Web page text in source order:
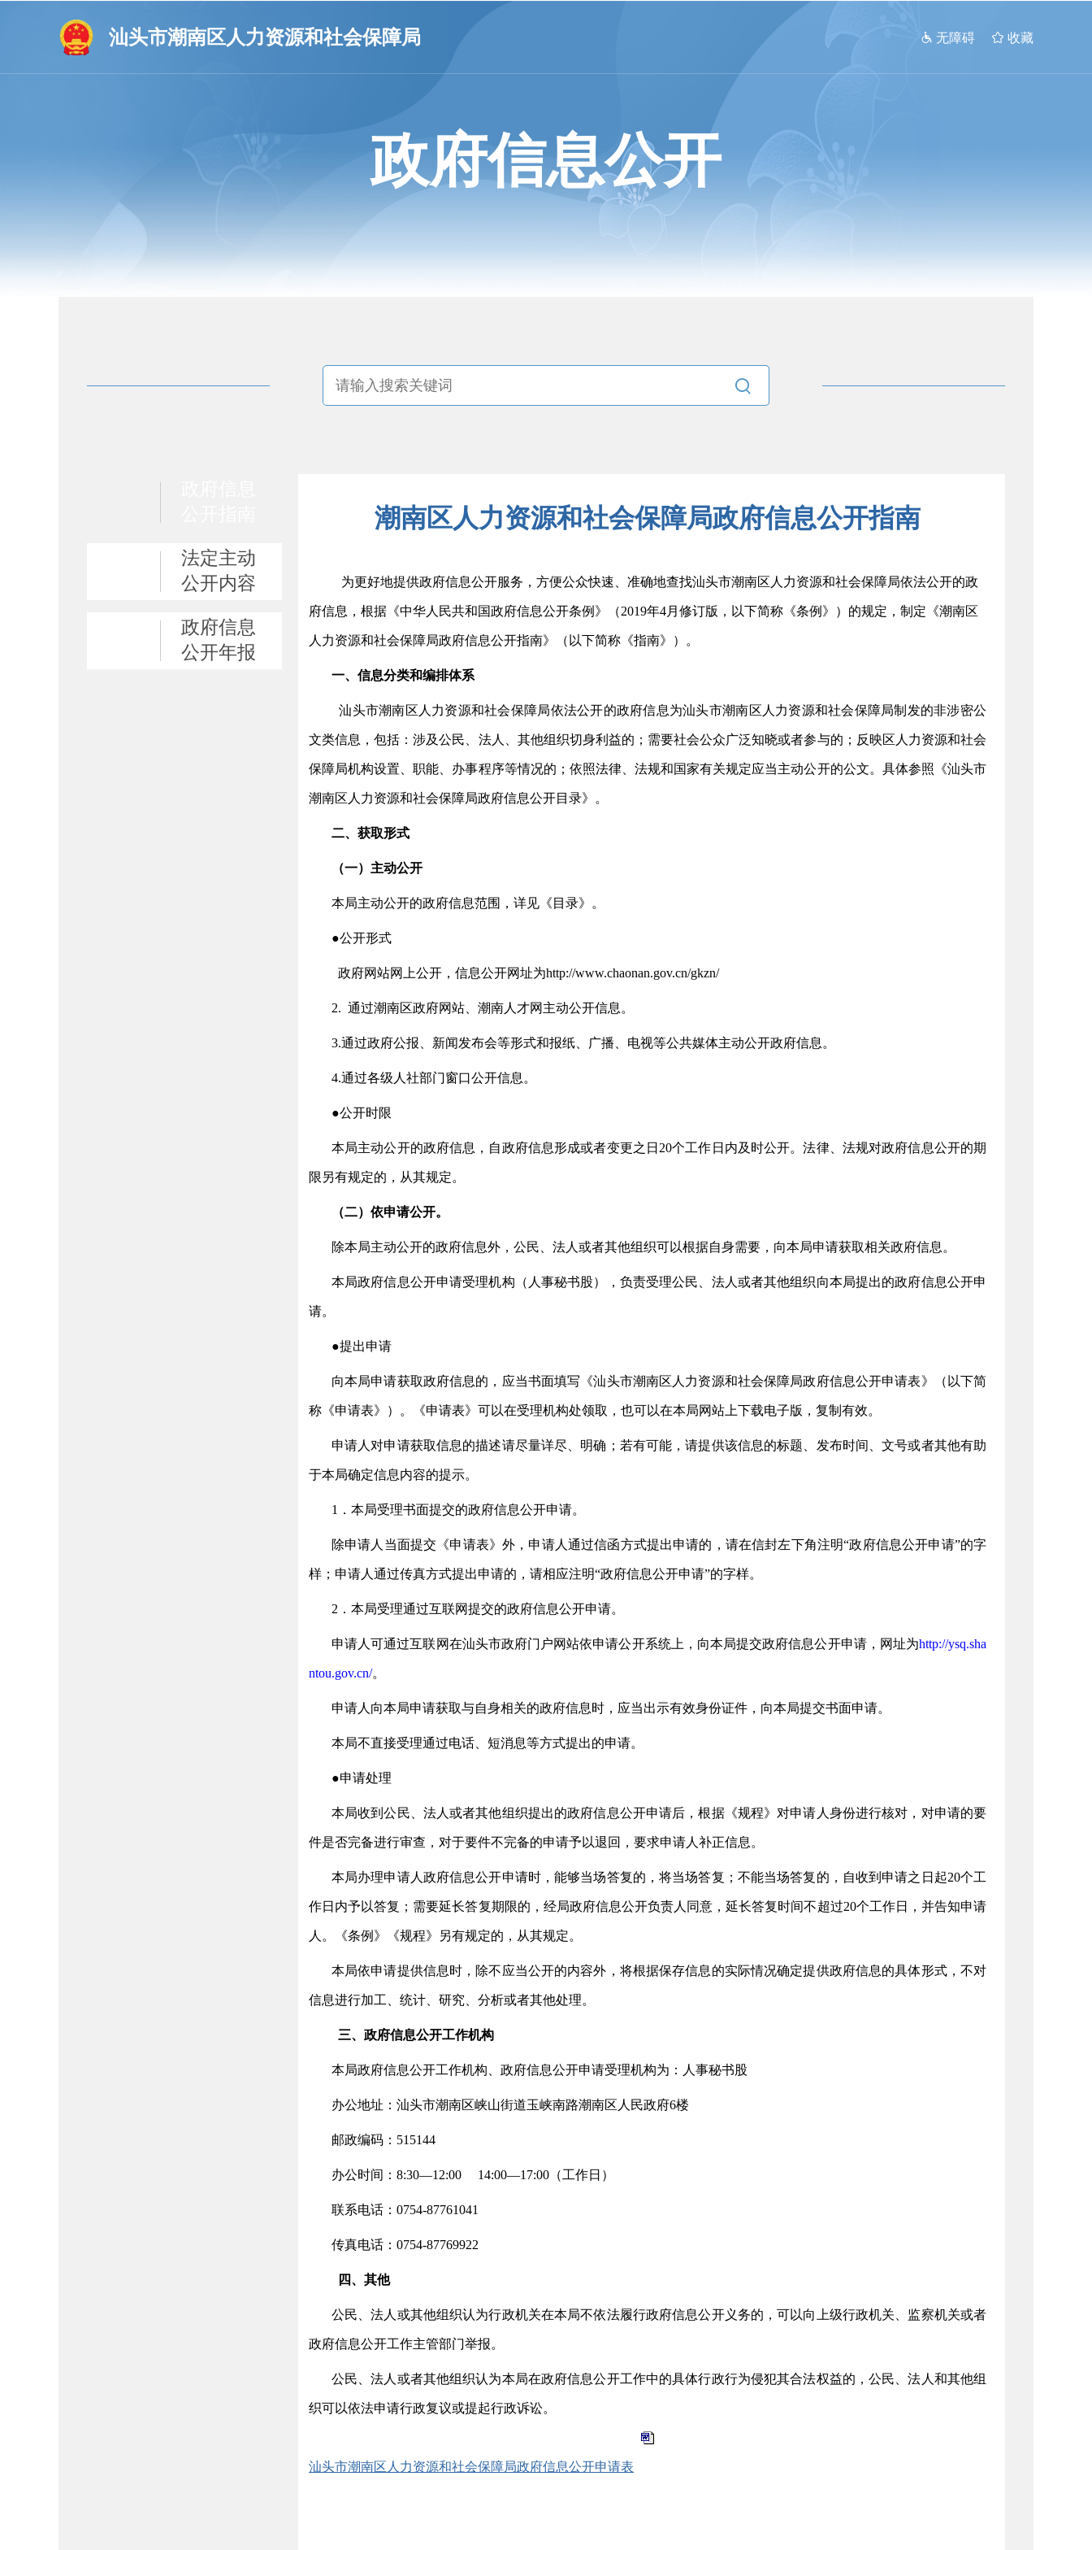
汕头市潮南区人力资源和社会保障局  无障碍  收藏
政府信息公开

法定主动
公开内容
政府信息
公开年报
潮南区人力资源和社会保障局政府信息公开指南
为更好地提供政府信息公开服务，方便公众快速、准确地查找汕头市潮南区 人力资源和社会保障局依法公开的政
府信息，根据《中华人民共和国政府信息公开条例》（2019年4月修订版，以下简称《条例》）的规定，制定《潮南区
人力资源和社会保障局政府信息公开指南》（以下简称《指南》）。
一、信息分类和编排体系
汕头市潮南区人力资源和社会保障局依法公开的政府信息为汕头市潮南区人力资源和社会保障局制发的非涉密公
文类信息，包括：涉及公民、法人、其他组织切身利益的；需要社会公众广泛知晓或者参与的；反映区人力资源和社会
保障局机构设置、职能、办事程序等情况的；依照法律、法规和国家有关规定应当主动公开的公文。具体参照《汕头市
潮南区人力资源和社会保障局政府信息公开目录》。
二、获取形式
（一）主动公开
本局主动公开的政府信息范围，详见《目录》。
●公开形式
政府网站网上公开，信息公开网址为http://www.chaonan.gov.cn/gkzn/
2. 通过潮南区政府网站、潮南人才网主动公开信息。
3.通过政府公报、新闻发布会等形式和报纸、广播、电视等公共媒体主动公开政府信息。
4.通过各级人社部门窗口公开信息。
●公开时限
本局主动公开的政府信息，自政府信息形成或者变更之日 20个工作日内及时公开。法律、法规对政府信息公开的期
限另有规定的，从其规定。
（二）依申请公开。
除本局主动公开的政府信息外，公民、法人或者其他组织可以根据自身需要，向本局申请获取相关政府信息。
本局政府信息公开申请受理机构（人事秘书股），负责受理公民、法人或者其他组织向本局提出的政府信息公开申
请。
●提出申请
向本局申请获取政府信息的，应当书面填写《汕头市潮南区人力资源和社会保障局政府信息公开申请表》（以下简
称《申请表》）。《申请表》可以在受理机构处领取，也可以在本局网站上下载电子版，复制有效。
申请人对申请获取信息的描述请尽量详尽、明确；若有可能，请提供该信息的标题、发布时间、文号或者其他有助
于本局确定信息内容的提示。
1．本局受理书面提交的政府信息公开申请。
除申请人当面提交《申请表》外，申请人通过信函方式提出申请的，请在信封左下角注明“政府信息公开申请”的字
样；申请人通过传真方式提出申请的，请相应注明“政府信息公开申请”的字样。
2．本局受理通过互联网提交的政府信息公开申请。
申请人可通过互联网在汕头市政府门户网站依申请公开系统上，向本局提交政府信息公开申请，网址为http://ysq.sha
ntou.gov.cn/。
申请人向本局申请获取与自身相关的政府信息时，应当出示有效身份证件，向本局提交书面申请。
本局不直接受理通过电话、短消息等方式提出的申请。
●申请处理
本局收到公民 、法人或者其他组织提出的政府信息公开申请后，根据《规程》对申请人身份进行核对，对申请的要
件是否完备进行审查，对于要件不完备的申请予以退回，要求申请人补正信息。
本局办理申请人政府信息公开申请时，能够当场答复的，将当场答复；不能当场答复的，自收到申请之日起20个工
作日内予以答复；需要延长答复期限的，经局政府信息公开负责人同意，延长答复时间不超过20个工作日，并告知申请
人。《条例》《规程》另有规定的，从其规定。
本局依申请提供信息时，除不应当公开的内容外，将根据保存信息的实际情况确定提供政府信息的具体形式，不对
信息进行加工、统计、研究、分析或者其他处理。
三、政府信息公开工作机构
本局政府信息公开工作机构、政府信息公开申请受理机构为：人事秘书股
办公地址： 汕头市潮南区峡山街道玉峡南路潮南区人民政府6楼
邮政编码： 515144
办公时间： 8:30—12:00 14:00—17:00（工作日）
联系电话： 0754-87761041
传真电话： 0754-87769922
四、其他
公民、法人或其他组织认为行政机关在本局不依法履行政府信息公开义务的，可以向上级行政机关、监察机关或者
政府信息公开工作主管部门举报。
公民、法人或者其他组织认为本局在政府信息公开工作中的具体行政行为侵犯其合法权益的，公民、法人和其他组
织可以依法申请行政复议或提起行政诉讼。
汕头市潮南区人力资源和社会保障局政府信息公开申请表